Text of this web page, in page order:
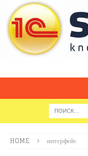
HOME интерфейс